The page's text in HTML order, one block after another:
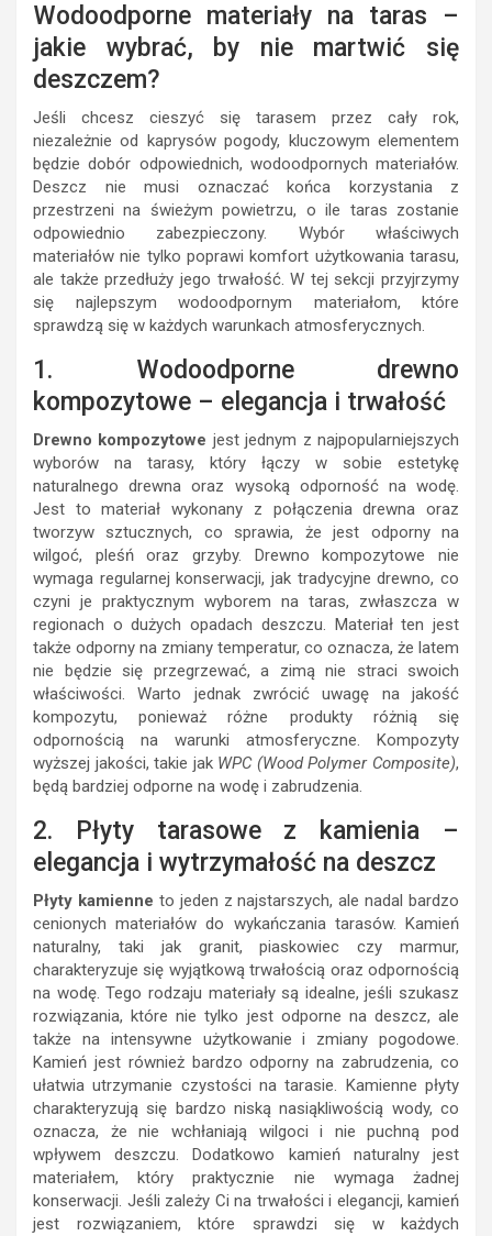
Wodoodporne materiały na taras –
jakie wybrać, by nie martwić się
deszczem?
Jeśli chcesz cieszyć się tarasem przez cały rok,
niezależnie od kaprysów pogody, kluczowym elementem
będzie dobór odpowiednich, wodoodpornych materiałów.
Deszcz nie musi oznaczać końca korzystania z
przestrzeni na świeżym powietrzu, o ile taras zostanie
odpowiednio zabezpieczony. Wybór właściwych
materiałów nie tylko poprawi komfort użytkowania tarasu,
ale także przedłuży jego trwałość. W tej sekcji przyjrzymy
się najlepszym wodoodpornym materiałom, które
sprawdzą się w każdych warunkach atmosferycznych.
1. Wodoodporne drewno
kompozytowe – elegancja i trwałość
Drewno kompozytowe jest jednym z najpopularniejszych
wyborów na tarasy, który łączy w sobie estetykę
naturalnego drewna oraz wysoką odporność na wodę.
Jest to materiał wykonany z połączenia drewna oraz
tworzyw sztucznych, co sprawia, że jest odporny na
wilgoć, pleśń oraz grzyby. Drewno kompozytowe nie
wymaga regularnej konserwacji, jak tradycyjne drewno, co
czyni je praktycznym wyborem na taras, zwłaszcza w
regionach o dużych opadach deszczu. Materiał ten jest
także odporny na zmiany temperatur, co oznacza, że latem
nie będzie się przegrzewać, a zimą nie straci swoich
właściwości. Warto jednak zwrócić uwagę na jakość
kompozytu, ponieważ różne produkty różnią się
odpornością na warunki atmosferyczne. Kompozyty
wyższej jakości, takie jak WPC (Wood Polymer Composite),
będą bardziej odporne na wodę i zabrudzenia.
2. Płyty tarasowe z kamienia –
elegancja i wytrzymałość na deszcz
Płyty kamienne to jeden z najstarszych, ale nadal bardzo
cenionych materiałów do wykańczania tarasów. Kamień
naturalny, taki jak granit, piaskowiec czy marmur,
charakteryzuje się wyjątkową trwałością oraz odpornością
na wodę. Tego rodzaju materiały są idealne, jeśli szukasz
rozwiązania, które nie tylko jest odporne na deszcz, ale
także na intensywne użytkowanie i zmiany pogodowe.
Kamień jest również bardzo odporny na zabrudzenia, co
ułatwia utrzymanie czystości na tarasie. Kamienne płyty
charakteryzują się bardzo niską nasiąkliwością wody, co
oznacza, że nie wchłaniają wilgoci i nie puchną pod
wpływem deszczu. Dodatkowo kamień naturalny jest
materiałem, który praktycznie nie wymaga żadnej
konserwacji. Jeśli zależy Ci na trwałości i elegancji, kamień
jest rozwiązaniem, które sprawdzi się w każdych